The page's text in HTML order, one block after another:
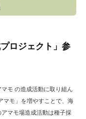
ロジェクト」参
モ の造成活動に取り組ん
マモ」を増やすことで、海
マモ場造成活動は種子採